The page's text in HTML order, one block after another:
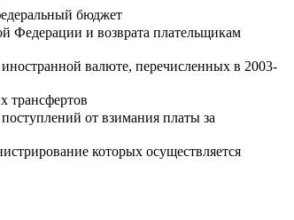
бюджет
Федерации и возврата плательщикам
валюте, перечисленных в 2003-
трансфертов
от взимания платы за
которых осуществляется